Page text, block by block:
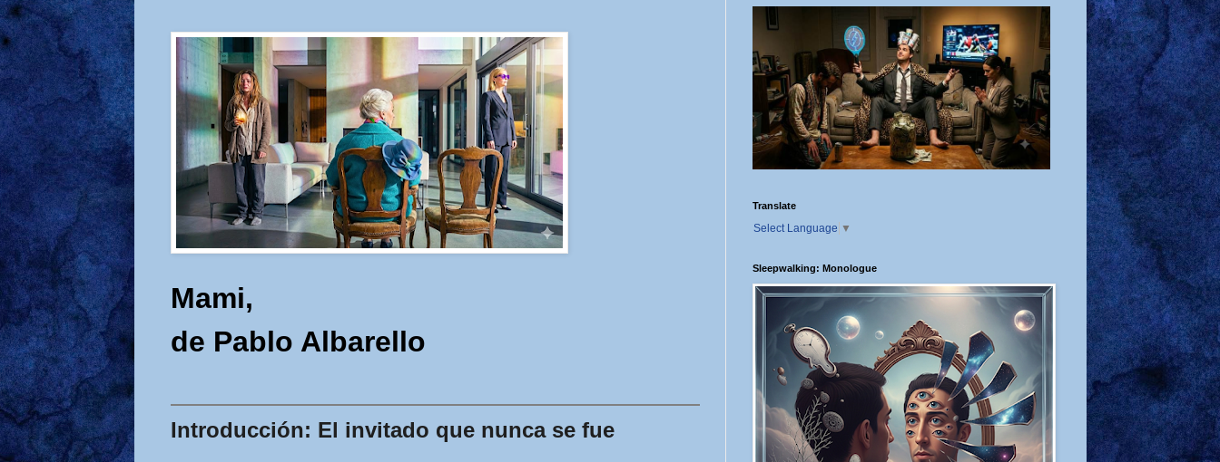
Mami,
de Pablo Albarello
Introducción: El invitado que nunca se fue
Translate
Select Language ▼
Sleepwalking: Monologue